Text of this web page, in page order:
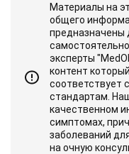
Материалы на
общего
предназначены
эксперты
контент
соответствует
стандартам.
качественном
симптомах,
заболеваний
на очную